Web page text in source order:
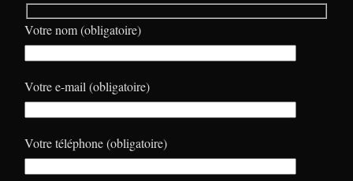
Votre nom (obligatoire)
Votre e-mail (obligatoire)
Votre téléphone (obligatoire)